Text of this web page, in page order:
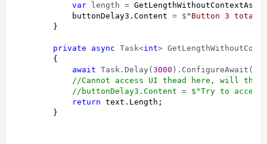
var length =
            buttonDelay3.Content
= $ " Button 3 total
        }
private async Task<int>
        {
await Task.Delay( 3000 ).ConfigureAwait(
//Cannot access UI thead here, will
// buttonDelay3.Content = $"Try to
return text.Length;
        }